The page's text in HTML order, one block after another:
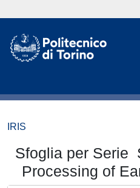
IRIS
Sfoglia per Serie
Processing of